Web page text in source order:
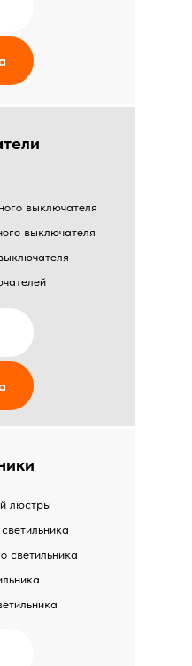
выключателя
выключателя
люстры
светильника